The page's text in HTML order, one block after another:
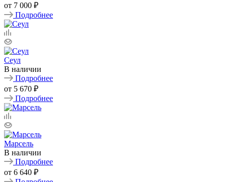
от 7 000 ₽
Подробнее
Сеул
В наличии
Подробнее
от 5 670 ₽
Подробнее
Марсель
В наличии
Подробнее
от 6 640 ₽